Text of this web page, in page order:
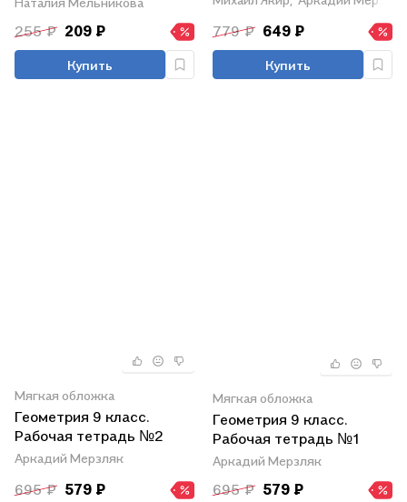
(ФГОС)
255 ₽ 209 ₽
Купить
779 ₽ 649 ₽
Купить
Мягкая обложка
Геометрия 9 класс.
Рабочая тетрадь №2
Аркадий Мерзляк
695 ₽ 579 ₽
Мягкая обложка
Геометрия 9 класс.
Рабочая тетрадь №1
Аркадий Мерзляк
695 ₽ 579 ₽